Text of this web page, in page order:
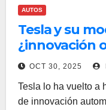
AUTOS
Tesla y su
¿innovación
OCT 30, 2025
Tesla lo ha vuelto a
de innovación